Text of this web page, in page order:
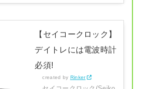
【セイコークロック】
デイトレには電波時計
必須!
created by Rinker